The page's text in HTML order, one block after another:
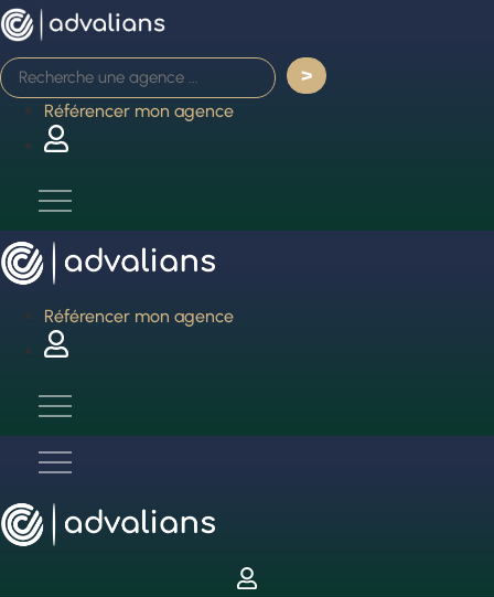
Aller
au
contenu
Référencer mon agence
Référencer mon agence